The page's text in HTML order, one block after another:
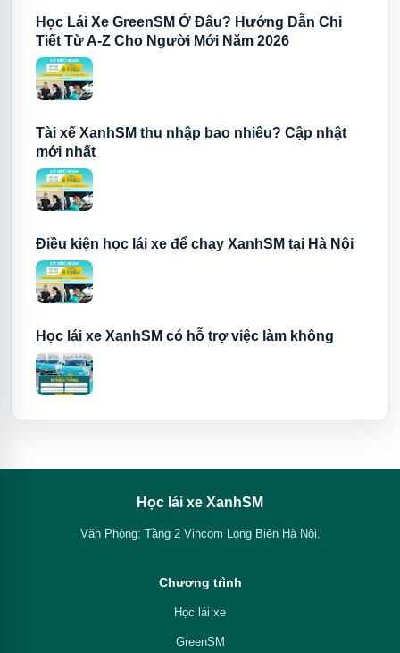
Học Lái Xe GreenSM Ở Đâu? Hướng Dẫn Chi
Tiết Từ A-Z Cho Người Mới Năm 2026
Tài xế XanhSM thu nhập bao nhiêu? Cập nhật
mới nhất
Điều kiện học lái xe để chạy XanhSM tại Hà Nội
Học lái xe XanhSM có hỗ trợ việc làm không
Học lái xe XanhSM
Văn Phòng: Tầng 2 Vincom Long Biên Hà Nội.
Chương trình
Học lái xe
GreenSM